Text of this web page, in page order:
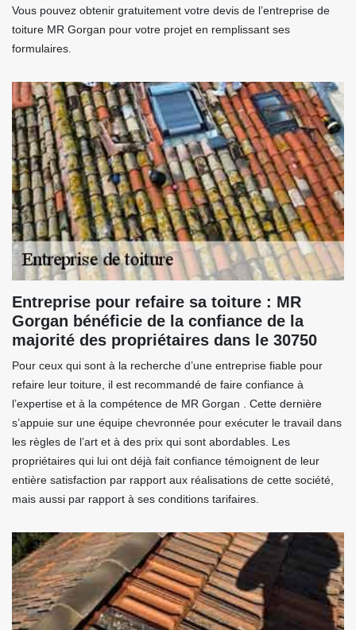
Vous pouvez obtenir gratuitement votre devis de l’entreprise de
toiture MR Gorgan pour votre projet en remplissant ses
formulaires.
Entreprise pour refaire sa toiture : MR
Gorgan bénéficie de la confiance de la
majorité des propriétaires dans le 30750
Pour ceux qui sont à la recherche d’une entreprise fiable pour
refaire leur toiture, il est recommandé de faire confiance à
l’expertise et à la compétence de MR Gorgan . Cette dernière
s’appuie sur une équipe chevronnée pour exécuter le travail dans
les règles de l’art et à des prix qui sont abordables. Les
propriétaires qui lui ont déjà fait confiance témoignent de leur
entière satisfaction par rapport aux réalisations de cette société,
mais aussi par rapport à ses conditions tarifaires.